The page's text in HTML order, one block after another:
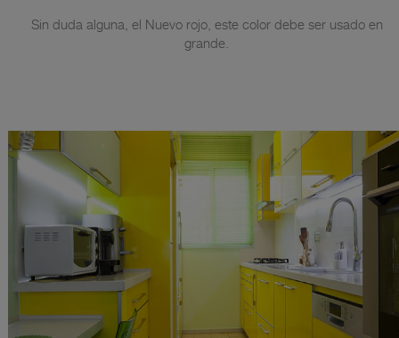
Sin duda alguna, el Nuevo rojo, este color debe ser usado en
grande.